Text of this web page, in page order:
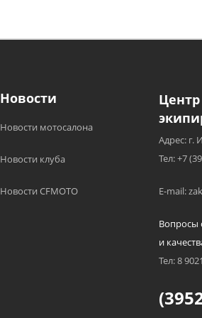
Новости
Новости мотосалона
Новости клуба
Новости CFMOTO
Адрес: г.
Тел: +7
E-mail:
Вопросы
и
Тел: 8